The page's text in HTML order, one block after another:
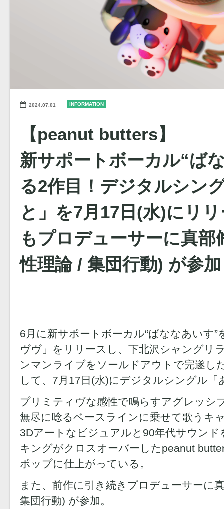
2024.07.01 INFORMATION
【peanut butters】
新サポートボーカル“ば
る2作目！デジタルシン
と」を7月17日(水)にリ
もプロデューサーに真部
性理論 / 集団行動) が参
6月に新サポートボーカル“ばななあいす”
ヴヴ」をリリースし、下北沢シャングリ
ンマンライブをソールドアウトで完遂し
して、7月17日(水)にデジタルシングル
プリミティヴな感性で鳴らすアグレッシ
無尽に唸るベースラインに乗せて歌うキ
3Dアートなビジュアルと90年代サウン
キングがクロスオーバーしたpeanut
ポップに仕上がっている。
また、前作に引き続きプロデューサーに
集団行動) が参加。